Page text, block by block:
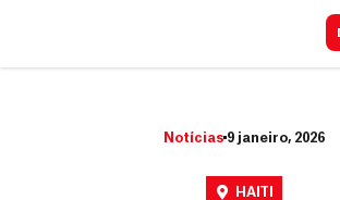
Notícias 9 janeiro, 2026
HAITI
a
r